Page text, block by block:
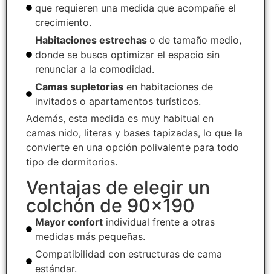
que requieren una medida que acompañe el
crecimiento.
Habitaciones estrechas o de tamaño medio,
donde se busca optimizar el espacio sin
renunciar a la comodidad.
Camas supletorias en habitaciones de
invitados o apartamentos turísticos.
Además, esta medida es muy habitual en
camas nido, literas y bases tapizadas, lo que la
convierte en una opción polivalente para todo
tipo de dormitorios.
Ventajas de elegir un
colchón de 90x190
Mayor confort individual frente a otras
medidas más pequeñas.
Compatibilidad con estructuras de cama
estándar.